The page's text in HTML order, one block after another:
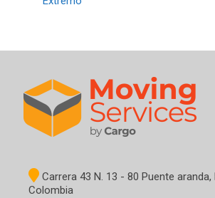
Carrera 43 N. 13 - 80 Puente
Colombia